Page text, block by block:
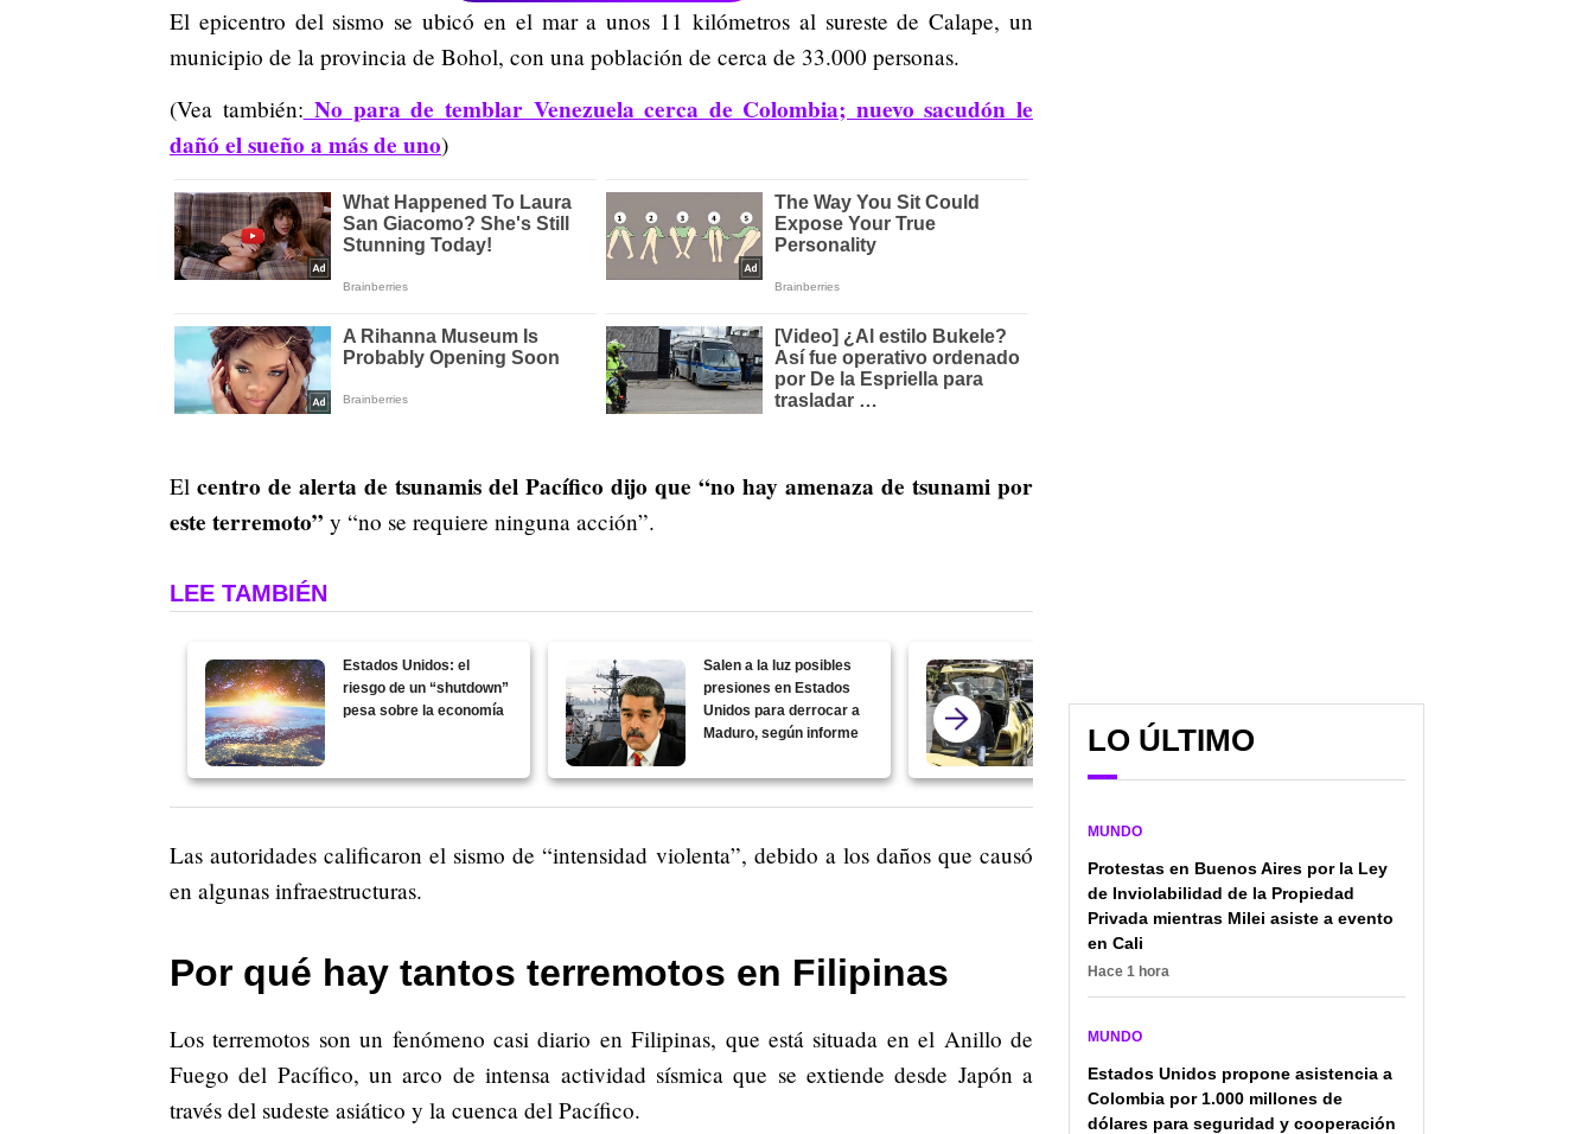
El epicentro del sismo se ubicó en el mar a unos 11 kilómetros al sureste de Calape, un
municipio de la provincia de Bohol, con una población de cerca de 33.000 personas.
(Vea también: No para de temblar Venezuela cerca de Colombia; nuevo sacudón le
dañó el sueño a más de uno)
El centro de alerta de tsunamis del Pacífico dijo que “no hay amenaza de tsunami por
este terremoto” y “no se requiere ninguna acción”.
LEE TAMBIÉN
Estados Unidos: el
riesgo de un “shutdown”
pesa sobre la economía
Salen a la luz posibles
presiones en Estados
Unidos para derrocar a
Maduro, según informe
por el plan de paz de
Trump
Las autoridades calificaron el sismo de “intensidad violenta”, debido a los daños que causó
en algunas infraestructuras.
Por qué hay tantos terremotos en Filipinas
Los terremotos son un fenómeno casi diario en Filipinas, que está situada en el Anillo de
Fuego del Pacífico, un arco de intensa actividad sísmica que se extiende desde Japón a
través del sudeste asiático y la cuenca del Pacífico.
LO ÚLTIMO
MUNDO
Protestas en Buenos Aires por la Ley
de Inviolabilidad de la Propiedad
Privada mientras Milei asiste a evento
en Cali
Hace 1 hora
MUNDO
Estados Unidos propone asistencia a
Colombia por 1.000 millones de
dólares para seguridad y cooperación